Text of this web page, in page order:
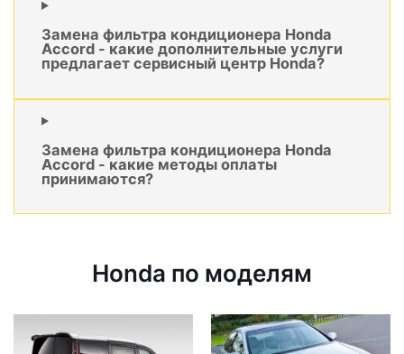
Замена фильтра кондиционера Honda
Accord - какие дополнительные услуги
предлагает сервисный центр Honda?
Замена фильтра кондиционера Honda
Accord - какие методы оплаты
принимаются?
Honda по моделям